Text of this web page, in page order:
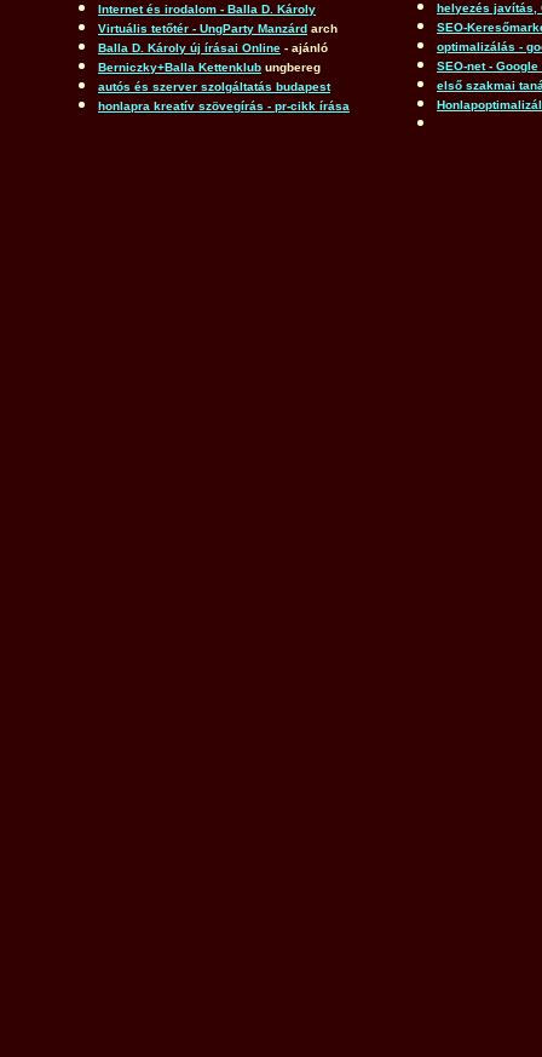
Internet és irodalom - Balla D. Károly
Virtuális tetőtér - UngParty Manzárd arch
Balla D. Károly új írásai Online - ajánló
Berniczky+Balla Kettenklub ungbereg
autós és szerver szolgáltatás budapest
honlapra kreatív szövegírás - pr-cikk írása
helyezés javítás,
SEO-
optimalizálás -
SEO-net -
első szakmai